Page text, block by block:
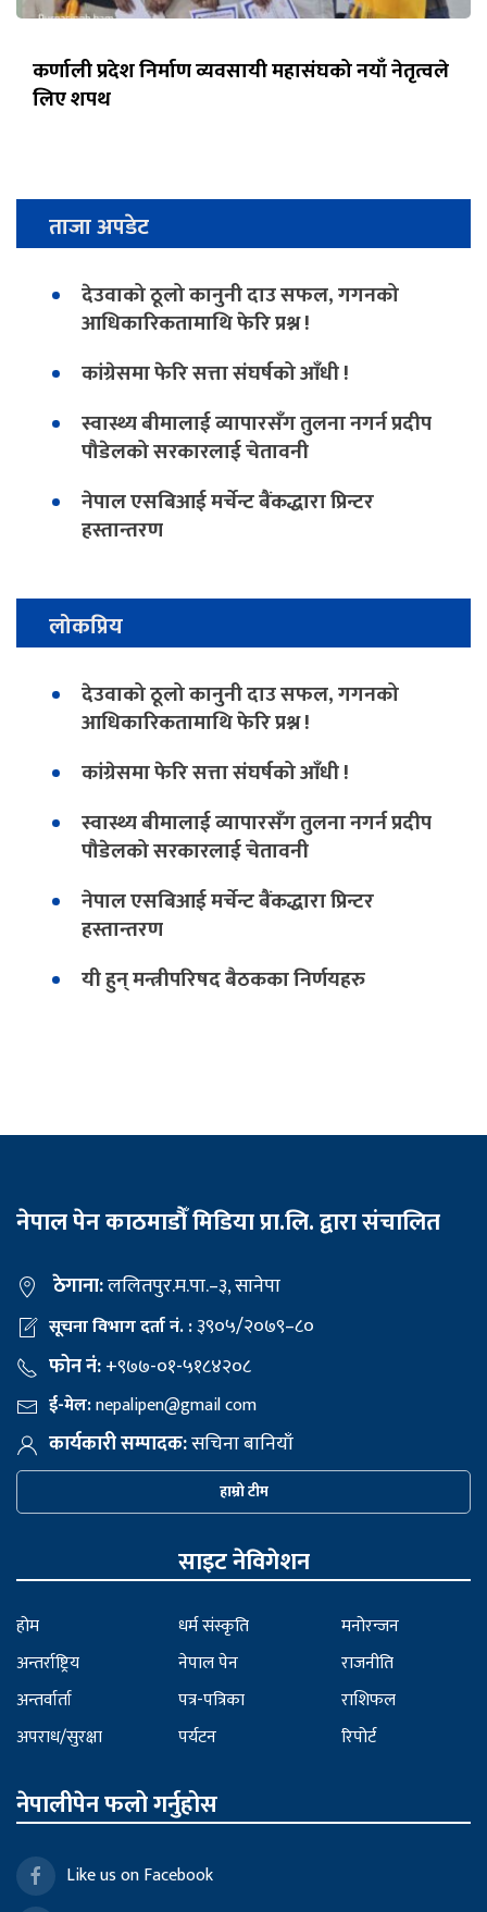
कर्णाली प्रदेश निर्माण व्यवसायी महासंघको नयाँ नेतृत्वले
लिए शपथ
ताजा अपडेट
देउवाको ठूलो कानुनी दाउ सफल, गगनको
आधिकारिकतामाथि फेरि प्रश्न !
कांग्रेसमा फेरि सत्ता संघर्षको आँधी !
स्वास्थ्य बीमालाई व्यापारसँग तुलना नगर्न प्रदीप
पौडेलको सरकारलाई चेतावनी
नेपाल एसबिआई मर्चेन्ट बैंकद्धारा प्रिन्टर
हस्तान्तरण
लोकप्रिय
देउवाको ठूलो कानुनी दाउ सफल, गगनको
आधिकारिकतामाथि फेरि प्रश्न !
कांग्रेसमा फेरि सत्ता संघर्षको आँधी !
स्वास्थ्य बीमालाई व्यापारसँग तुलना नगर्न प्रदीप
पौडेलको सरकारलाई चेतावनी
नेपाल एसबिआई मर्चेन्ट बैंकद्धारा प्रिन्टर
हस्तान्तरण
यी हुन् मन्त्रीपरिषद बैठकका निर्णयहरु
नेपाल पेन काठमाडौँ मिडिया प्रा.लि. द्वारा संचालित
ठेगाना:ललितपुर.म.पा.–३, सानेपा
सूचना विभाग दर्ता नं. :३९०५/२०७९–८०
फोन नं:+९७७-०१-५१८४२०८
ई-मेल:nepalipen@gmail com
कार्यकारी सम्पादक:सचिना बानियाँ
हाम्रो टीम
साइट नेविगेशन
होम
अन्तर्राष्ट्रिय
अन्तर्वार्ता
अपराध/सुरक्षा
धर्म संस्कृति
नेपाल पेन
पत्र-पत्रिका
पर्यटन
मनोरन्जन
राजनीति
राशिफल
रिपोर्ट
नेपालीपेन फलो गर्नुहोस
Like us on Facebook